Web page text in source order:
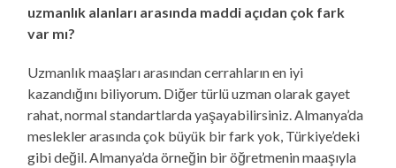
uzmanlık alanları arasında maddi açıdan çok fark
var mı?
Uzmanlık maaşları arasından cerrahların en iyi
kazandığını biliyorum. Diğer türlü uzman olarak gayet
rahat, normal standartlarda yaşayabilirsiniz. Almanya’da
meslekler arasında çok büyük bir fark yok, Türkiye’deki
gibi değil. Almanya’da örneğin bir öğretmenin maaşıyla